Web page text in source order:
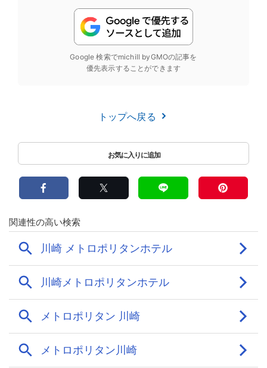
Google 検索でmichill byGMOの記事を
優先表示することができます
トップへ戻る